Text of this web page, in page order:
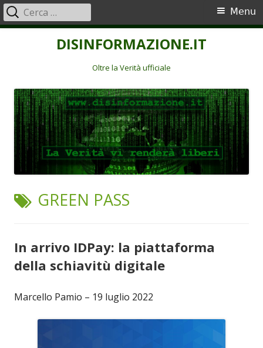
DISINFORMAZIONE.IT
Oltre la Verità ufficiale
Menu
principale
Menu
Ricerca
per:
TAG:
GREEN PASS
In arrivo IDPay: la piattaforma
della schiavitù digitale
Marcello Pamio – 19 luglio 2022